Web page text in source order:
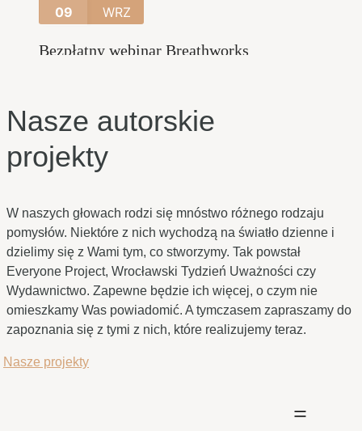
09 WRZ
Bezpłatny webinar Breathworks
Nasze autorskie
projekty
W naszych głowach rodzi się mnóstwo różnego rodzaju
pomysłów. Niektóre z nich wychodzą na światło dzienne i
dzielimy się z Wami tym, co stworzymy. Tak powstał
Everyone Project, Wrocławski Tydzień Uważności czy
Wydawnictwo. Zapewne będzie ich więcej, o czym nie
omieszkamy Was powiadomić. A tymczasem zapraszamy do
zapoznania się z tymi z nich, które realizujemy teraz.
Nasze projekty